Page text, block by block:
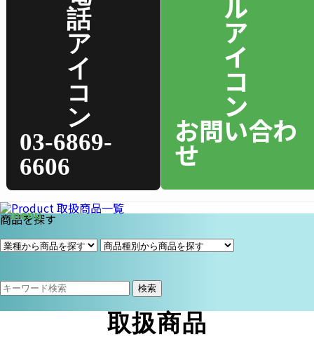
03-6869-
6606
お問い合わ
せ
商品を探す
検索
取扱商品